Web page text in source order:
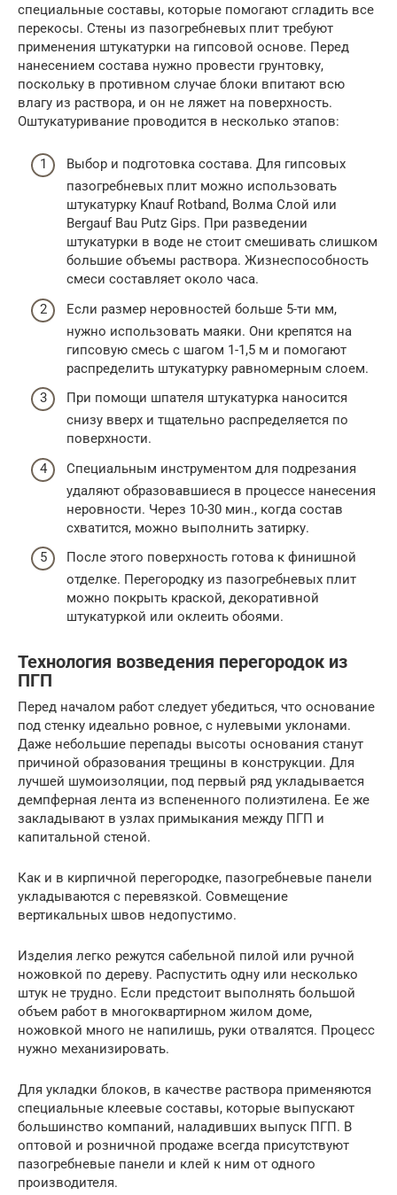
специальные составы, которые помогают сгладить все
перекосы. Стены из пазогребневых плит требуют
применения штукатурки на гипсовой основе. Перед
нанесением состава нужно провести грунтовку,
поскольку в противном случае блоки впитают всю
влагу из раствора, и он не ляжет на поверхность.
Оштукатуривание проводится в несколько этапов:
Выбор и подготовка состава. Для гипсовых
пазогребневых плит можно использовать
штукатурку Knauf Rotband, Волма Слой или
Bergauf Bau Putz Gips. При разведении
штукатурки в воде не стоит смешивать слишком
большие объемы раствора. Жизнеспособность
смеси составляет около часа.
Если размер неровностей больше 5-ти мм,
нужно использовать маяки. Они крепятся на
гипсовую смесь с шагом 1-1,5 м и помогают
распределить штукатурку равномерным слоем.
При помощи шпателя штукатурка наносится
снизу вверх и тщательно распределяется по
поверхности.
Специальным инструментом для подрезания
удаляют образовавшиеся в процессе нанесения
неровности. Через 10-30 мин., когда состав
схватится, можно выполнить затирку.
После этого поверхность готова к финишной
отделке. Перегородку из пазогребневых плит
можно покрыть краской, декоративной
штукатуркой или оклеить обоями.
Технология возведения перегородок из
ПГП
Перед началом работ следует убедиться, что основание
под стенку идеально ровное, с нулевыми уклонами.
Даже небольшие перепады высоты основания станут
причиной образования трещины в конструкции. Для
лучшей шумоизоляции, под первый ряд укладывается
демпферная лента из вспененного полиэтилена. Ее же
закладывают в узлах примыкания между ПГП и
капитальной стеной.
Как и в кирпичной перегородке, пазогребневые панели
укладываются с перевязкой. Совмещение
вертикальных швов недопустимо.
Изделия легко режутся сабельной пилой или ручной
ножовкой по дереву. Распустить одну или несколько
штук не трудно. Если предстоит выполнять большой
объем работ в многоквартирном жилом доме,
ножовкой много не напилишь, руки отвалятся. Процесс
нужно механизировать.
Для укладки блоков, в качестве раствора применяются
специальные клеевые составы, которые выпускают
большинство компаний, наладивших выпуск ПГП. В
оптовой и розничной продаже всегда присутствуют
пазогребневые панели и клей к ним от одного
производителя.